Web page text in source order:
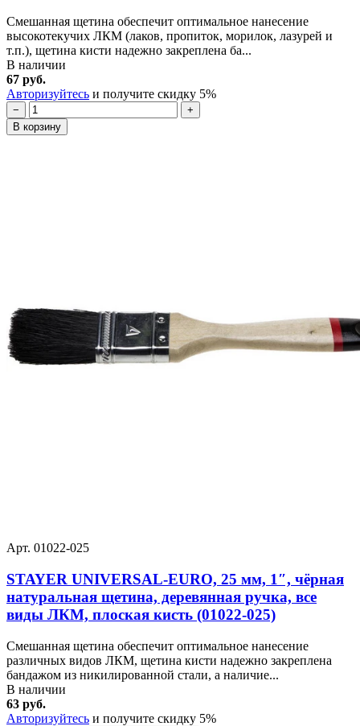
Смешанная щетина обеспечит оптимальное нанесение
высокотекучих ЛКМ (лаков, пропиток, морилок, лазурей и
т.п.), щетина кисти надежно закреплена ба...
В наличии
67 руб.
Авторизуйтесь и получите скидку 5%
−
+
В корзину
Арт. 01022-025
STAYER UNIVERSAL-EURO, 25 мм, 1″, чёрная
натуральная щетина, деревянная ручка, все
виды ЛКМ, плоская кисть (01022-025)
Смешанная щетина обеспечит оптимальное нанесение
различных видов ЛКМ, щетина кисти надежно закреплена
бандажом из никилированной стали, а наличие...
В наличии
63 руб.
Авторизуйтесь и получите скидку 5%